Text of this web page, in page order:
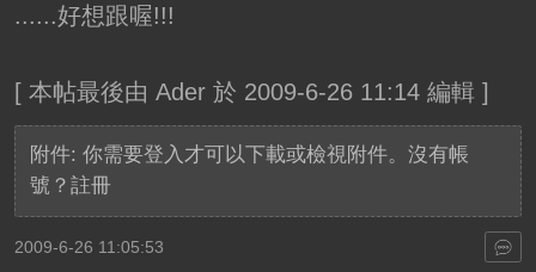
......好想跟喔!!!
[本帖最後由 Ader 於 2009-6-26 11:14 編輯 ]
附件: 你需要登入才可以下載或檢視附件。沒有帳
號？ 註冊
2009-6-26 11:05:53